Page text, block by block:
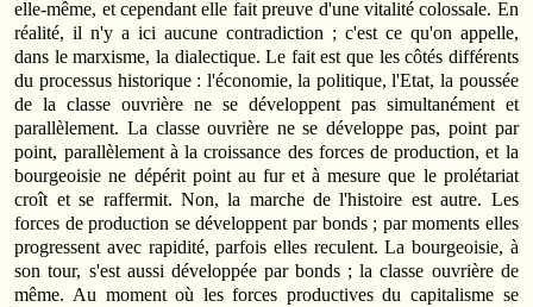
elle-même, et cependant elle fait preuve d'une vitalité colossale. En
réalité, il n'y a ici aucune contradiction ; c'est ce qu'on appelle,
dans le marxisme, la dialectique. Le fait est que les côtés différents
du processus historique : l'économie, la politique, l'Etat, la poussée
de la classe ouvrière ne se développent pas simultanément et
parallèlement. La classe ouvrière ne se développe pas, point par
point, parallèlement à la croissance des forces de production, et la
bourgeoisie ne dépérit point au fur et à mesure que le prolétariat
croît et se raffermit. Non, la marche de l'histoire est autre. Les
forces de production se développent par bonds ; par moments elles
progressent avec rapidité, parfois elles reculent. La bourgeoisie, à
son tour, s'est aussi développée par bonds ; la classe ouvrière de
même. Au moment où les forces productives du capitalisme se